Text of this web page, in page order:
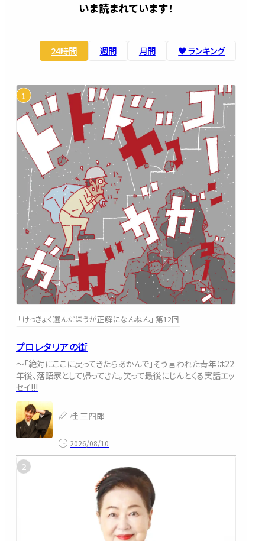
いま読まれています！
24時間 週間 月間 ♥️ ランキング
「けっきょく選んだほうが正解になんねん」 第12回
プロレタリアの街
～「絶対にここに戻ってきたらあかんで」そう言われた青年は22
年後、落語家として帰ってきた。笑って最後にじんとくる実話エッ
セイ!!!
桂 三四郎
2026/08/10